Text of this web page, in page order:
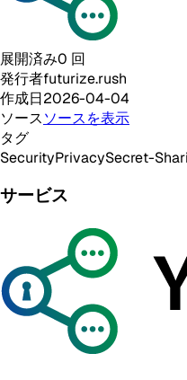
展開済み0 回
発行者futurize.rush
作成日2026-04-04
ソースソースを表示
タグ
SecurityPrivacySecret-
サービス